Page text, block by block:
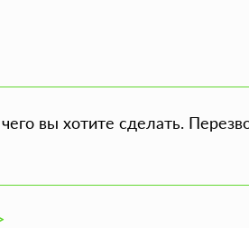
вы хотите сделать.